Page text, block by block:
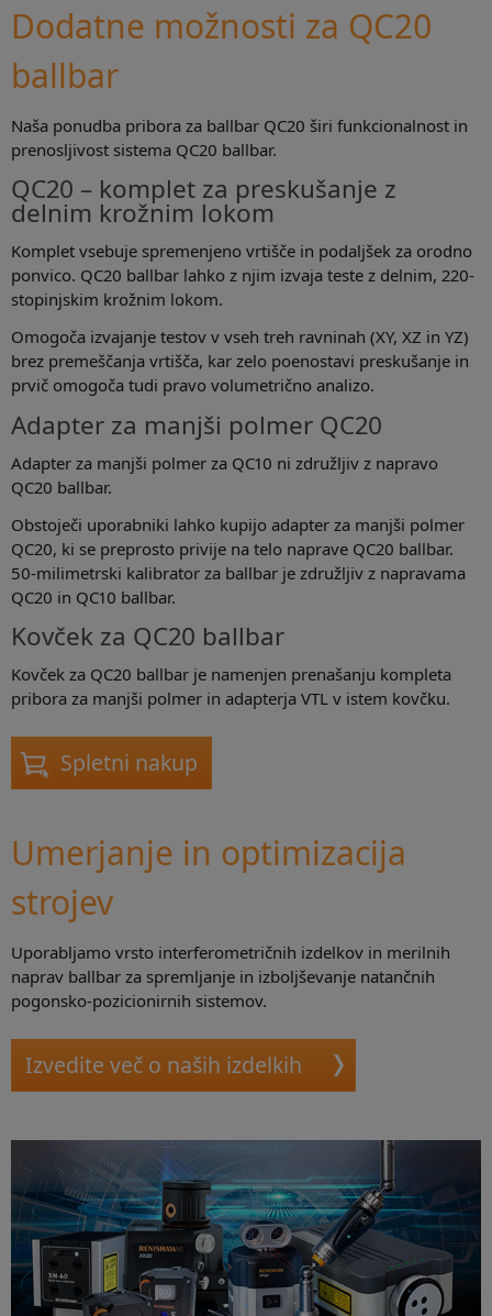
Dodatne možnosti za QC20
ballbar
Naša ponudba pribora za ballbar QC20 širi funkcionalnost in
prenosljivost sistema QC20 ballbar.
QC20 – komplet za preskušanje z
delnim krožnim lokom
Komplet vsebuje spremenjeno vrtišče in podaljšek za orodno
ponvico. QC20 ballbar lahko z njim izvaja teste z delnim, 220-
stopinjskim krožnim lokom.
Omogoča izvajanje testov v vseh treh ravninah (XY, XZ in YZ)
brez premeščanja vrtišča, kar zelo poenostavi preskušanje in
prvič omogoča tudi pravo volumetrično analizo.
Adapter za manjši polmer QC20
Adapter za manjši polmer za QC10 ni združljiv z napravo
QC20 ballbar.
Obstoječi uporabniki lahko kupijo adapter za manjši polmer
QC20, ki se preprosto privije na telo naprave QC20 ballbar.
50-milimetrski kalibrator za ballbar je združljiv z napravama
QC20 in QC10 ballbar.
Kovček za QC20 ballbar
Kovček za QC20 ballbar je namenjen prenašanju kompleta
pribora za manjši polmer in adapterja VTL v istem kovčku.
Spletni nakup
Umerjanje in optimizacija
strojev
Uporabljamo vrsto interferometričnih izdelkov in merilnih
naprav ballbar za spremljanje in izboljševanje natančnih
pogonsko-pozicionirnih sistemov.
Izvedite več o naših izdelkih